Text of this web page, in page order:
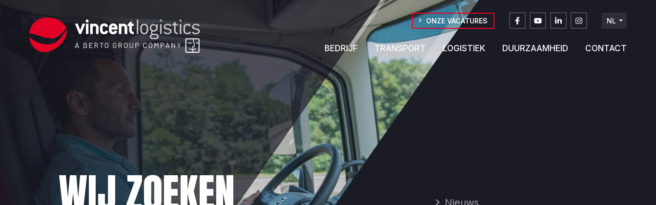
ONZE VACATURES
NL
DE
BEDRIJF TRANSPORT LOGISTIEK DUURZAAMHEID CONTACT
Nieuws